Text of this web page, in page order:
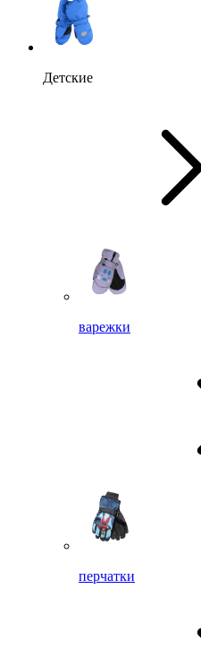
Детские
варежки
перчатки